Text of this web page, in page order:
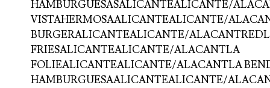
HAMBURGUESASALICANTEALICANTE/
VISTAHERMOSAALICANTEALICANTE/
BURGERALICANTEALICANTE/
FRIESALICANTEALICANTE/ALACANTLA
FOLIEALICANTEALICANTE/ALACANTLA
HAMBURGUESAALICANTEALICANTE/